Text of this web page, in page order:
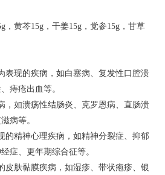
，黄芩15g，干姜15g，党参15g，甘草
表现的疾病，如白塞病、复发性口腔溃
痔疮出血等。
，如溃疡性结肠炎、克罗恩病、直肠溃
病等。
的精神心理疾病，如精神分裂症、抑郁
症、更年期综合征等。
皮肤黏膜疾病，如湿疹、带状疱疹、银